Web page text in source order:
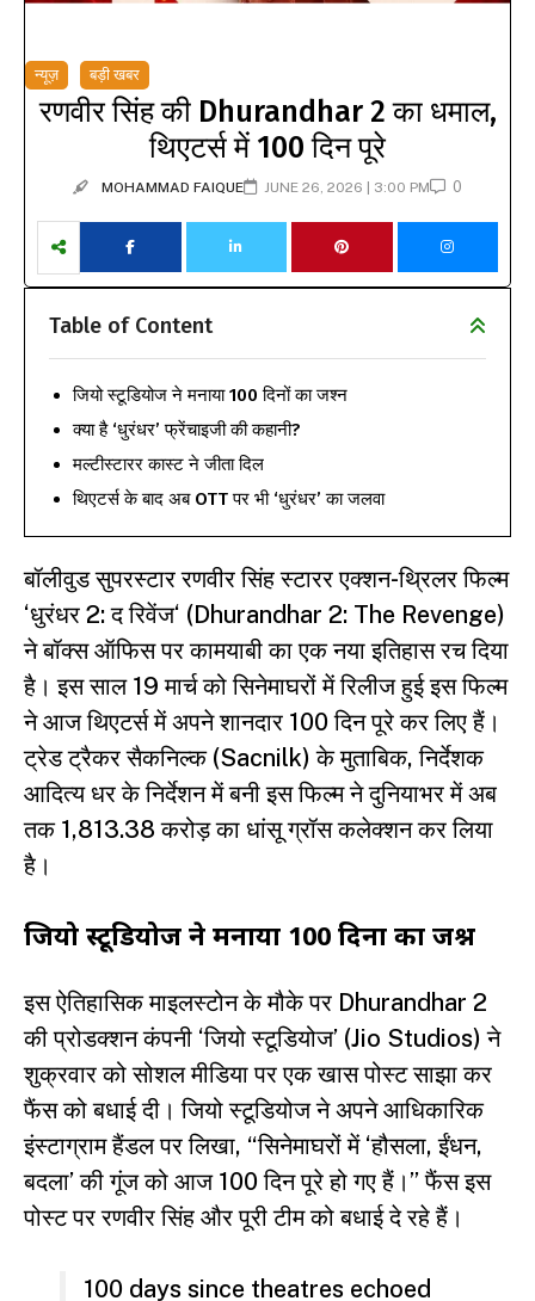
न्यूज़ बड़ी खबर
रणवीर सिंह की Dhurandhar 2 का धमाल,
थिएटर्स में 100 दिन पूरे
MOHAMMAD FAIQUE JUNE 26, 2026 | 3:00 PM 0
Table of Content
जियो स्टूडियोज ने मनाया 100 दिनों का जश्न
क्या है ‘धुरंधर’ फ्रेंचाइजी की कहानी?
मल्टीस्टारर कास्ट ने जीता दिल
थिएटर्स के बाद अब OTT पर भी ‘धुरंधर’ का जलवा
बॉलीवुड सुपरस्टार रणवीर सिंह स्टारर एक्शन-थ्रिलर फिल्म
‘धुरंधर 2: द रिवेंज‘ (Dhurandhar 2: The Revenge)
ने बॉक्स ऑफिस पर कामयाबी का एक नया इतिहास रच दिया
है। इस साल 19 मार्च को सिनेमाघरों में रिलीज हुई इस फिल्म
ने आज थिएटर्स में अपने शानदार 100 दिन पूरे कर लिए हैं।
ट्रेड ट्रैकर सैकनिल्क (Sacnilk) के मुताबिक, निर्देशक
आदित्य धर के निर्देशन में बनी इस फिल्म ने दुनियाभर में अब
तक ₹1,813.38 करोड़ का धांसू ग्रॉस कलेक्शन कर लिया
है।
जियो स्टूडियोज ने मनाया 100 दिनों का जश्न
इस ऐतिहासिक माइलस्टोन के मौके पर Dhurandhar 2
की प्रोडक्शन कंपनी ‘जियो स्टूडियोज’ (Jio Studios) ने
शुक्रवार को सोशल मीडिया पर एक खास पोस्ट साझा कर
फैंस को बधाई दी। जियो स्टूडियोज ने अपने आधिकारिक
इंस्टाग्राम हैंडल पर लिखा, “सिनेमाघरों में ‘हौसला, ईंधन,
बदला’ की गूंज को आज 100 दिन पूरे हो गए हैं।” फैंस इस
पोस्ट पर रणवीर सिंह और पूरी टीम को बधाई दे रहे हैं।
100 days since theatres echoed